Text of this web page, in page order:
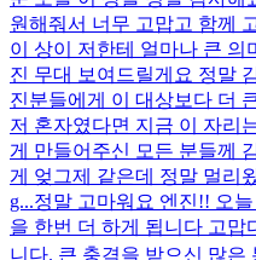
원해줘서 너무 고맙고 함께
이 상이 저한테 얼마나 큰
진 무대 보여드릴게요 정말
진분들에게 이 대상보다 더
저 혼자였다면 지금 이 자리
게 만들어주신 모든 분들께
게 엊그제 같은데 정말 멀리
g...정말 고마워요 엔진!! 오
을 한번 더 하게 됩니다 고맙
니다. 큰 충격을 받으신 많